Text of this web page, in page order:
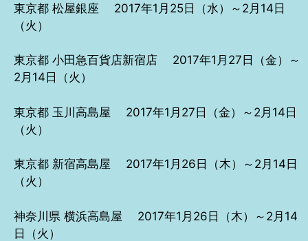
東京都 松屋銀座 2017年1月25日（水）～2月14日
（火）
東京都 小田急百貨店新宿店 2017年1月27日（金）～
2月14日（火）
東京都 玉川高島屋 2017年1月27日（金）～2月14日
（火）
東京都 新宿高島屋 2017年1月26日（木）～2月14日
（火）
神奈川県 横浜高島屋 2017年1月26日（木）～2月14
日（火）